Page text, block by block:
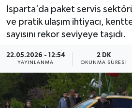
Isparta’da paket servis
ve pratik ulaşım ihtiyacı,
sayısını rekor seviyeye taşıdı.
22.05.2026 - 12:54
YAYINLANMA
2 DK
OKUNMA SÜRESI
BİLİM VE TEKNOLOJİ
EĞİTİM
GENEL
Güncel
HABERDE İNSAN
Tüm Manşetler
Son Dakika Haberleri
Haber Arşivi